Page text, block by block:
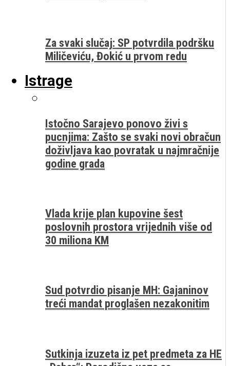
Za svaki slučaj: SP potvrdila podršku
Miličeviću, Đokić u prvom redu
Istrage
Istočno Sarajevo ponovo živi s
pucnjima: Zašto se svaki novi obračun
doživljava kao povratak u najmračnije
godine grada
Vlada krije plan kupovine šest
poslovnih prostora vrijednih više od
30 miliona KM
Sud potvrdio pisanje MH: Gajaninov
treći mandat proglašen nezakonitim
Sutkinja izuzeta iz pet predmeta za HE